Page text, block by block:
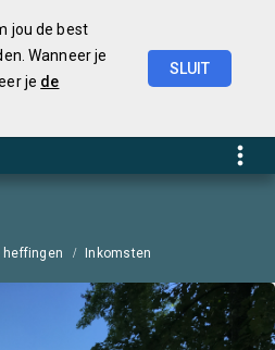
jou de best
Wanneer je
je de
SLUIT
heffingen Inkomsten